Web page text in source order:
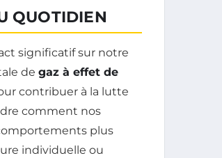
QUOTIDIEN
significatif sur notre
de gaz à effet de
contribuer à la lutte
comment nos
plus
individuelle ou